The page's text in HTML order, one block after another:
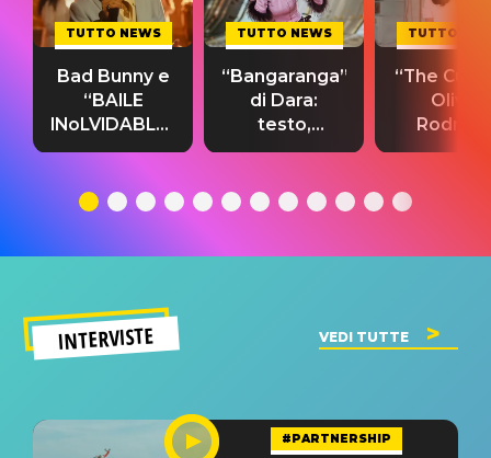
TUTTO NEWS
Bad Bunny e
“BAILE
INoLVIDABLE”:
testo,
significato
TUTTO NEWS
“Bangaranga”
di Dara:
testo,
traduzione e
del singolo
TUTTO
“The
Olivia
testo,
INTERVISTE VEDI TUTTE
#PARTNERSHIP